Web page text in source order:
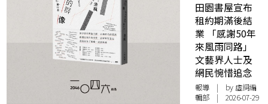
田園書屋宣布
租約期滿後結
業 「感謝50年
來風雨同路」
文藝界人士及
網民惋惜追念
報導 | by 虛詞編
輯部 | 2026-07-29